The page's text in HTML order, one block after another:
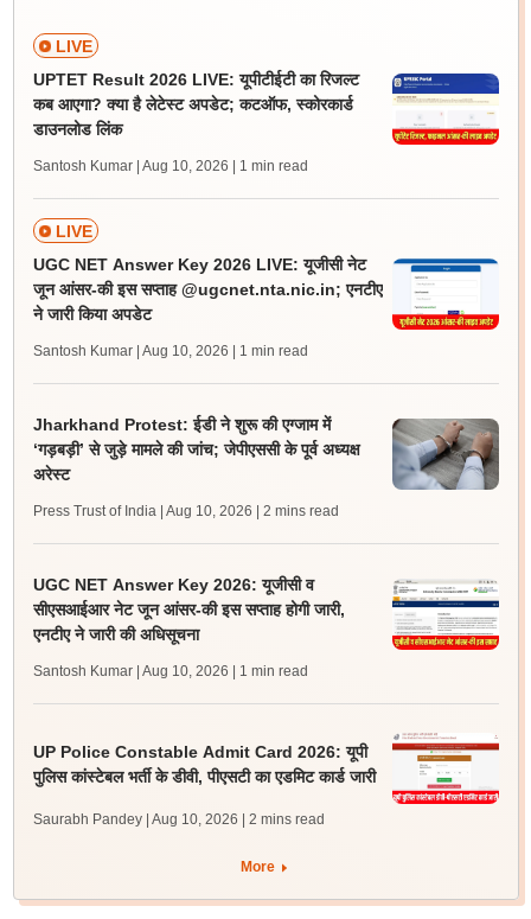
LIVE
UPTET Result 2026 LIVE: यूपीटीईटी का रिजल्ट
कब आएगा? क्या है लेटेस्ट अपडेट; कटऑफ, स्कोरकार्ड
डाउनलोड लिंक
Santosh Kumar | Aug 10, 2026 | 1 min read
LIVE
UGC NET Answer Key 2026 LIVE: यूजीसी नेट
जून आंसर-की इस सप्ताह @ugcnet.nta.nic.in; एनटीए
ने जारी किया अपडेट
Santosh Kumar | Aug 10, 2026 | 1 min read
Jharkhand Protest: ईडी ने शुरू की एग्जाम में
‘गड़बड़ी’ से जुड़े मामले की जांच; जेपीएससी के पूर्व अध्यक्ष
अरेस्ट
Press Trust of India | Aug 10, 2026 | 2 mins read
UGC NET Answer Key 2026: यूजीसी व
सीएसआईआर नेट जून आंसर-की इस सप्ताह होगी जारी,
एनटीए ने जारी की अधिसूचना
Santosh Kumar | Aug 10, 2026 | 1 min read
UP Police Constable Admit Card 2026: यूपी
पुलिस कांस्टेबल भर्ती के डीवी, पीएसटी का एडमिट कार्ड जारी
Saurabh Pandey | Aug 10, 2026 | 2 mins read
More